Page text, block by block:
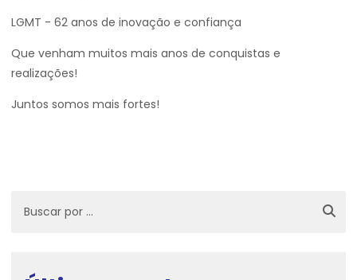
LGMT - 62 anos de inovação e confiança
Que venham muitos mais anos de conquistas e
realizações!
Juntos somos mais fortes!